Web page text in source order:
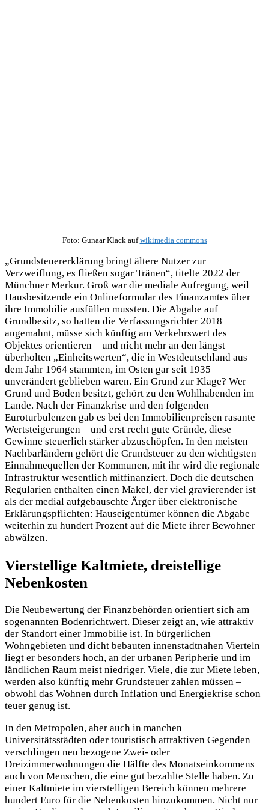
Foto: Gunaar Klack aufwikimedia commons
„Grundsteuererklärung bringt ältere Nutzer zur
Verzweiflung, es fließen sogar Tränen“, titelte 2022 der
Münchner Merkur. Groß war die mediale Aufregung, weil
Hausbesitzende ein Onlineformular des Finanzamtes über
ihre Immobilie ausfüllen mussten. Die Abgabe auf
Grundbesitz, so hatten die Verfassungsrichter 2018
angemahnt, müsse sich künftig am Verkehrswert des
Objektes orientieren – und nicht mehr an den längst
überholten „Einheitswerten“, die in Westdeutschland aus
dem Jahr 1964 stammten, im Osten gar seit 1935
unverändert geblieben waren. Ein Grund zur Klage? Wer
Grund und Boden besitzt, gehört zu den Wohlhabenden im
Lande. Nach der Finanzkrise und den folgenden
Euroturbulenzen gab es bei den Immobilienpreisen rasante
Wertsteigerungen – und erst recht gute Gründe, diese
Gewinne steuerlich stärker abzuschöpfen. In den meisten
Nachbarländern gehört die Grundsteuer zu den wichtigsten
Einnahmequellen der Kommunen, mit ihr wird die regionale
Infrastruktur wesentlich mitfinanziert. Doch die deutschen
Regularien enthalten einen Makel, der viel gravierender ist
als der medial aufgebauschte Ärger über elektronische
Erklärungspflichten: Hauseigentümer können die Abgabe
weiterhin zu hundert Prozent auf die Miete ihrer Bewohner
abwälzen.
Vierstellige Kaltmiete, dreistellige
Nebenkosten
Die Neubewertung der Finanzbehörden orientiert sich am
sogenannten Bodenrichtwert. Dieser zeigt an, wie attraktiv
der Standort einer Immobilie ist. In bürgerlichen
Wohngebieten und dicht bebauten innenstadtnahen Vierteln
liegt er besonders hoch, an der urbanen Peripherie und im
ländlichen Raum meist niedriger. Viele, die zur Miete leben,
werden also künftig mehr Grundsteuer zahlen müssen –
obwohl das Wohnen durch Inflation und Energiekrise schon
teuer genug ist.
In den Metropolen, aber auch in manchen
Universitätsstädten oder touristisch attraktiven Gegenden
verschlingen neu bezogene Zwei- oder
Dreizimmerwohnungen die Hälfte des Monatseinkommens
auch von Menschen, die eine gut bezahlte Stelle haben. Zu
einer Kaltmiete im vierstelligen Bereich können mehrere
hundert Euro für die Nebenkosten hinzukommen. Nicht nur